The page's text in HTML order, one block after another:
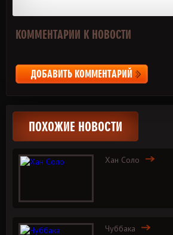
КОММЕНТАРИИ К НОВОСТИ
ДОБАВИТЬ КОММЕНТАРИЙ
ПОХОЖИЕ НОВОСТИ
Хан Соло
Чуббака